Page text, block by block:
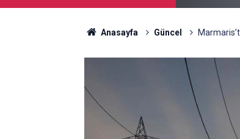
Anasayfa Güncel